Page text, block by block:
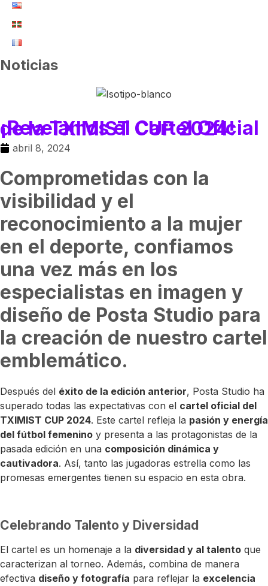
Noticias
¡Revelamos el Cartel Oficial de la TXIMIST CUP 2024!
abril 8, 2024
Comprometidas con la
visibilidad y el
reconocimiento a la mujer
en el deporte, confiamos
una vez más en los
especialistas en imagen y
diseño de Posta Studio para
la creación de nuestro cartel
emblemático.
Después del éxito de la edición anterior, Posta Studio ha
superado todas las expectativas con el cartel oficial del
TXIMIST CUP 2024. Este cartel refleja la pasión y energía
del fútbol femenino y presenta a las protagonistas de la
pasada edición en una composición dinámica y
cautivadora. Así, tanto las jugadoras estrella como las
promesas emergentes tienen su espacio en esta obra.
Celebrando Talento y Diversidad
El cartel es un homenaje a la diversidad y al talento que
caracterizan al torneo. Además, combina de manera
efectiva diseño y fotografía para reflejar la excelencia